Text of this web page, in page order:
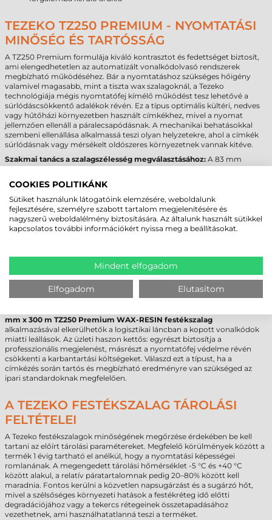
TEZEKO TZ250 PREMIUM - NYOMTATÁSI
MINŐSÉG ÉS TARTÓSSÁG
A TZ250 Premium formulája kiváló kontrasztot és fedettséget biztosít,
ami elengedhetetlen az automatizált vonalkódolvasó rendszerek
megbízható működéséhez. Bár a nyomtatáshoz szükséges hőigény
valamivel magasabb, mint a tiszta wax szalagoknál, a Tezeko
technológiája mégis nyomtatófej kímélő működést tesz lehetővé a
súrlódáscsökkentő adalékok révén. Ez a típus optimális kültéri, nedves
vagy hűtőházi környezetben használt címkékhez, mivel a nyomat
jellemzően ellenáll a páralecsapódásnak. A mechanikai behatásokkal
szembeni ellenállása alkalmassá teszi olyan helyzetekre, ahol a címkék
súrlódásnak vagy mérsékelt oldószeres környezetnek vannak kitéve.
Szakmai tanács a szalagszélesség megválasztásához: A 83 mm
szélességű festékszalagot olyan címkékhez javasoljuk, amelyek
szélessége nem haladja meg a 78-80 mm-t. A
technológiai okokból mindig legyen néhány milliméterrel nagyobb,
mint a hordozó és a címke szélessége. Amennyiben a szalag és a címke
azonos szélességű, a címke szélei közvetlenül érintkezhetnek a
nyomtatófejjel, ami hosszú távon fokozott fejkopást és idő előtti
elhasználódást eredményezhet.
TEZEKO 83 MM X 300 M TZ250 PREMIUM
WAX-RESIN FESTÉKSZALAG
(O083300250) - KINEK AJÁNLOTT?
Ez a termék azon B2B beszerzők és üzemeltetők számára készült, akik
mm x 300 m TZ250 Premium WAX-RESIN festékszalag
alkalmazásával elkerülhetők a logisztikai láncban a kopott vonalkódok
miatti leállások. Az üzleti haszon kettős: egyrészt biztosítja a
professzionális megjelenést, másrészt a nyomtatófej védelme révén
csökkenti a karbantartási költségeket. Válaszd ezt a típust, ha a
címkézés során tartós és megbízható eredményre van szükséged az
ipari standardoknak megfelelően.
A TEZEKO FESTÉKSZALAG TÁROLÁSI
FELTÉTELEI
A Tezeko festékszalagok minőségének megőrzése érdekében be kell
tartani az előírt tárolási paramétereket. Megfelelő körülmények között a
termék 1 évig tartható el anélkül, hogy a nyomtatási képességei
romlanának. A megengedett tárolási hőmérséklet -5 °C és +40 °C
között alakul, a relatív páratartalomnak pedig 20–80% között kell
maradnia. Fontos kerülni a közvetlen napsugárzást és a sugárzó hőt,
mivel a szélsőséges környezeti hatások a festékréteg idő előtti
degradációjához vagy a tekercs rétegeinek összetapadásához
vezethetnek, ami használhatatlanná teszi a terméket.
COOKIES POLITIKÁNK
Sütiket használunk látogatóink elemzésére, weboldalunk
fejlesztésére, személyre szabott tartalom megjelenítésére és
nagyszerű weboldalélmény biztosítására. Az általunk használt sütikkel
kapcsolatos további információkért nyissa meg a beállításokat.
Mindent elfogadom
Elfogadom Elutasítom